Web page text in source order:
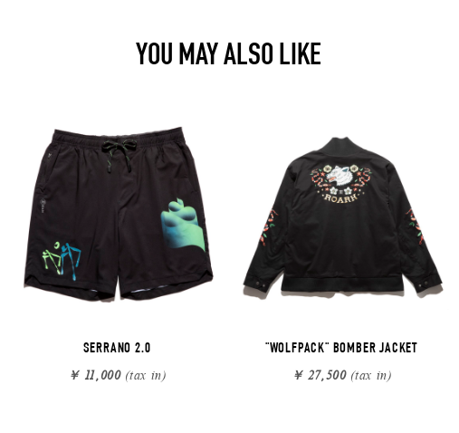
YOU MAY ALSO LIKE
SERRANO 2.0
￥ 11,000(tax in)
"WOLFPACK" BOMBER JACKET
￥ 27,500(tax in)